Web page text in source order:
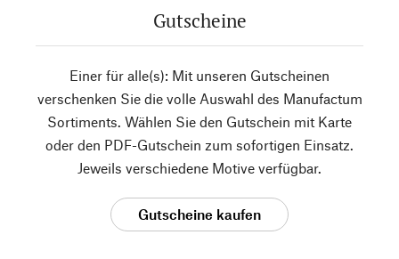
Gutscheine
Einer für alle(s): Mit unseren Gutscheinen
verschenken Sie die volle Auswahl des Manufactum
Sortiments. Wählen Sie den Gutschein mit Karte
oder den PDF-Gutschein zum sofortigen Einsatz.
Jeweils verschiedene Motive verfügbar.
Gutscheine kaufen